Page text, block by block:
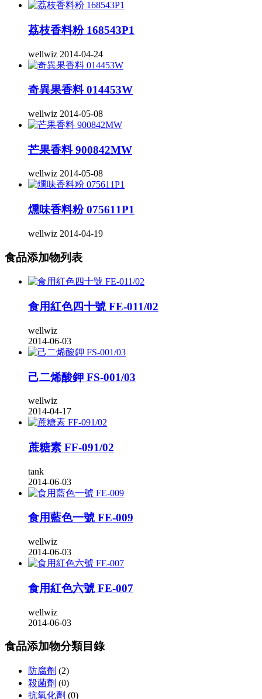
荔枝香料粉 168543P1
wellwiz 2014-04-24
奇異果香料 014453W
wellwiz 2014-05-08
芒果香料 900842MW
wellwiz 2014-05-08
燻味香料粉 075611P1
wellwiz 2014-04-19
食品添加物列表
食用紅色四十號 FE-011/02
wellwiz
2014-06-03
己二烯酸鉀 FS-001/03
wellwiz
2014-04-17
蔗糖素 FF-091/02
tank
2014-06-03
食用藍色一號 FE-009
wellwiz
2014-06-03
食用紅色六號 FE-007
wellwiz
2014-06-03
食品添加物分類目錄
防腐劑 (2)
殺菌劑 (0)
抗氧化劑 (0)